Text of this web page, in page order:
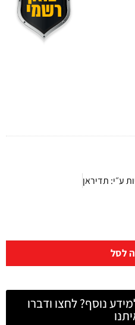
ע״י: תדיראן
לסל
נוסף? לחצו ודברו